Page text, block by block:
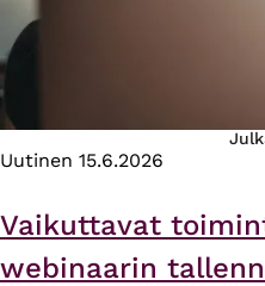
Uutinen 15.6.2026
Vaikuttavat
webinaarin